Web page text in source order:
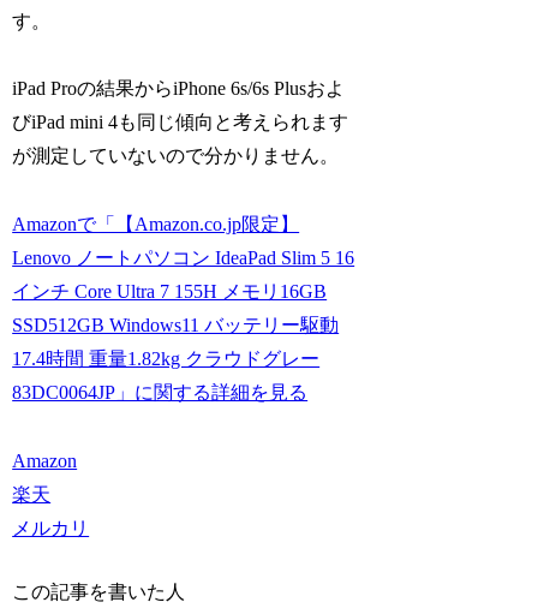
す。
iPad Proの結果からiPhone 6s/6s Plusおよ
びiPad mini 4も同じ傾向と考えられます
が測定していないので分かりません。
Amazonで「【Amazon.co.jp限定】
Lenovo ノートパソコン IdeaPad Slim 5 16
インチ Core Ultra 7 155H メモリ16GB
SSD512GB Windows11 バッテリー駆動
17.4時間 重量1.82kg クラウドグレー
83DC0064JP」に関する詳細を見る
Amazon
楽天
メルカリ
この記事を書いた人